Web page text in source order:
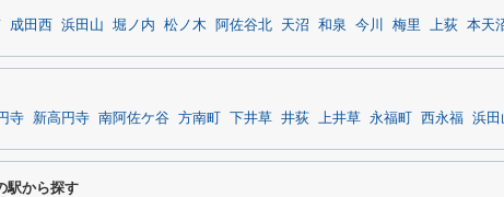
成田西 浜田山 堀ノ内 松ノ木 阿佐谷北 天沼 和泉 今川 梅里 上荻 本天
寺 新高円寺 南阿佐ケ谷 方南町 下井草 井荻 上井草 永福町 西永福 浜田
駅から探す